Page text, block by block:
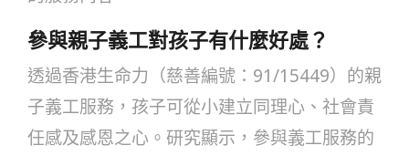
參與親子義工對孩子有什麼好處？
透過香港生命力（慈善編號：91/15449）的親
子義工服務，孩子可從小建立同理心、社會責
任感及感恩之心。研究顯示，參與義工服務的